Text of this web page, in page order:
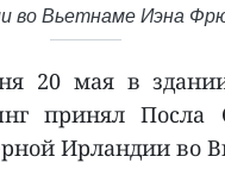
во Вьетнаме Иэна
20 мая в
принял Посла
Ирландии во